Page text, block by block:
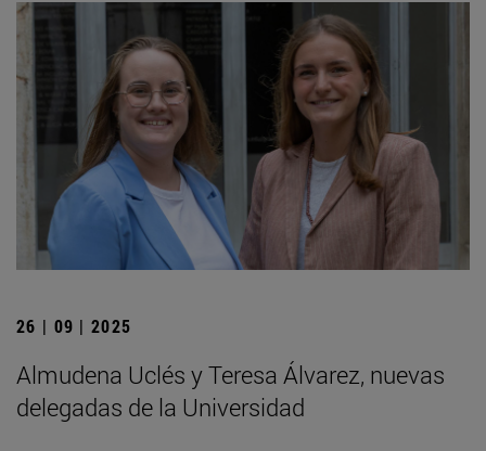
26 | 09 | 2025
Almudena Uclés y Teresa Álvarez, nuevas
delegadas de la Universidad